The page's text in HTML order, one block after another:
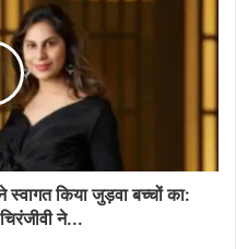
किया जुड़वा बच्चों का:
ने...